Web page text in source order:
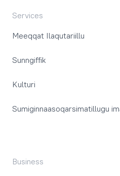
Services
Meeqqat Ilaqutariillu
Sunngiffik
Kulturi
Sumiginnaasoqarsimatillugu
Business